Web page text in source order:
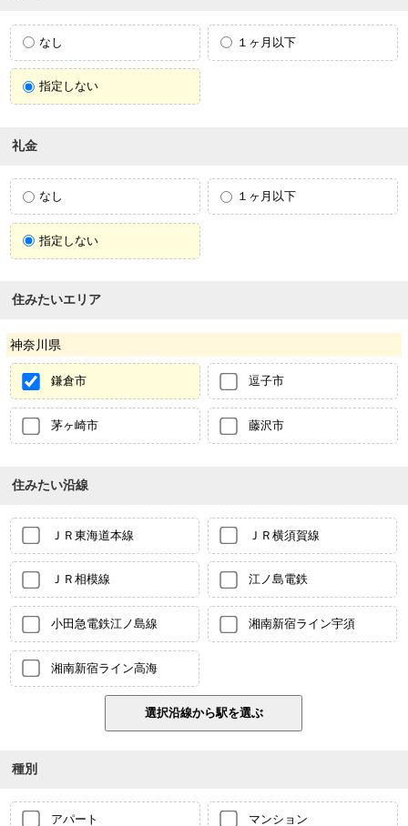
なし １ヶ月以下
指定しない
礼金
なし １ヶ月以下
指定しない
住みたいエリア
神奈川県
鎌倉市 逗子市
茅ヶ崎市 藤沢市
住みたい沿線
ＪＲ東海道本線 ＪＲ横須賀線
ＪＲ相模線 江ノ島電鉄
小田急電鉄江ノ島線 湘南新宿ライン宇須
湘南新宿ライン高海
種別
アパート マンション